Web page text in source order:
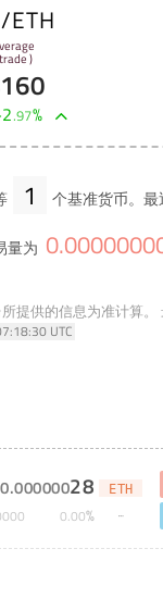
ETH
)
2.97%
1 个基准货币。
量为 0.
提供的信息为准计算。
UTC
0.00000028 ETH
0.00%